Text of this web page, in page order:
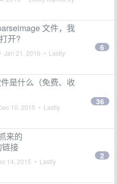
文件，我
开?
• Jan 21, 2016 • Lastly
6
是什么（免费、收
10, 2015 • Lastly
36
来的
接
14, 2015 • Lastly
2